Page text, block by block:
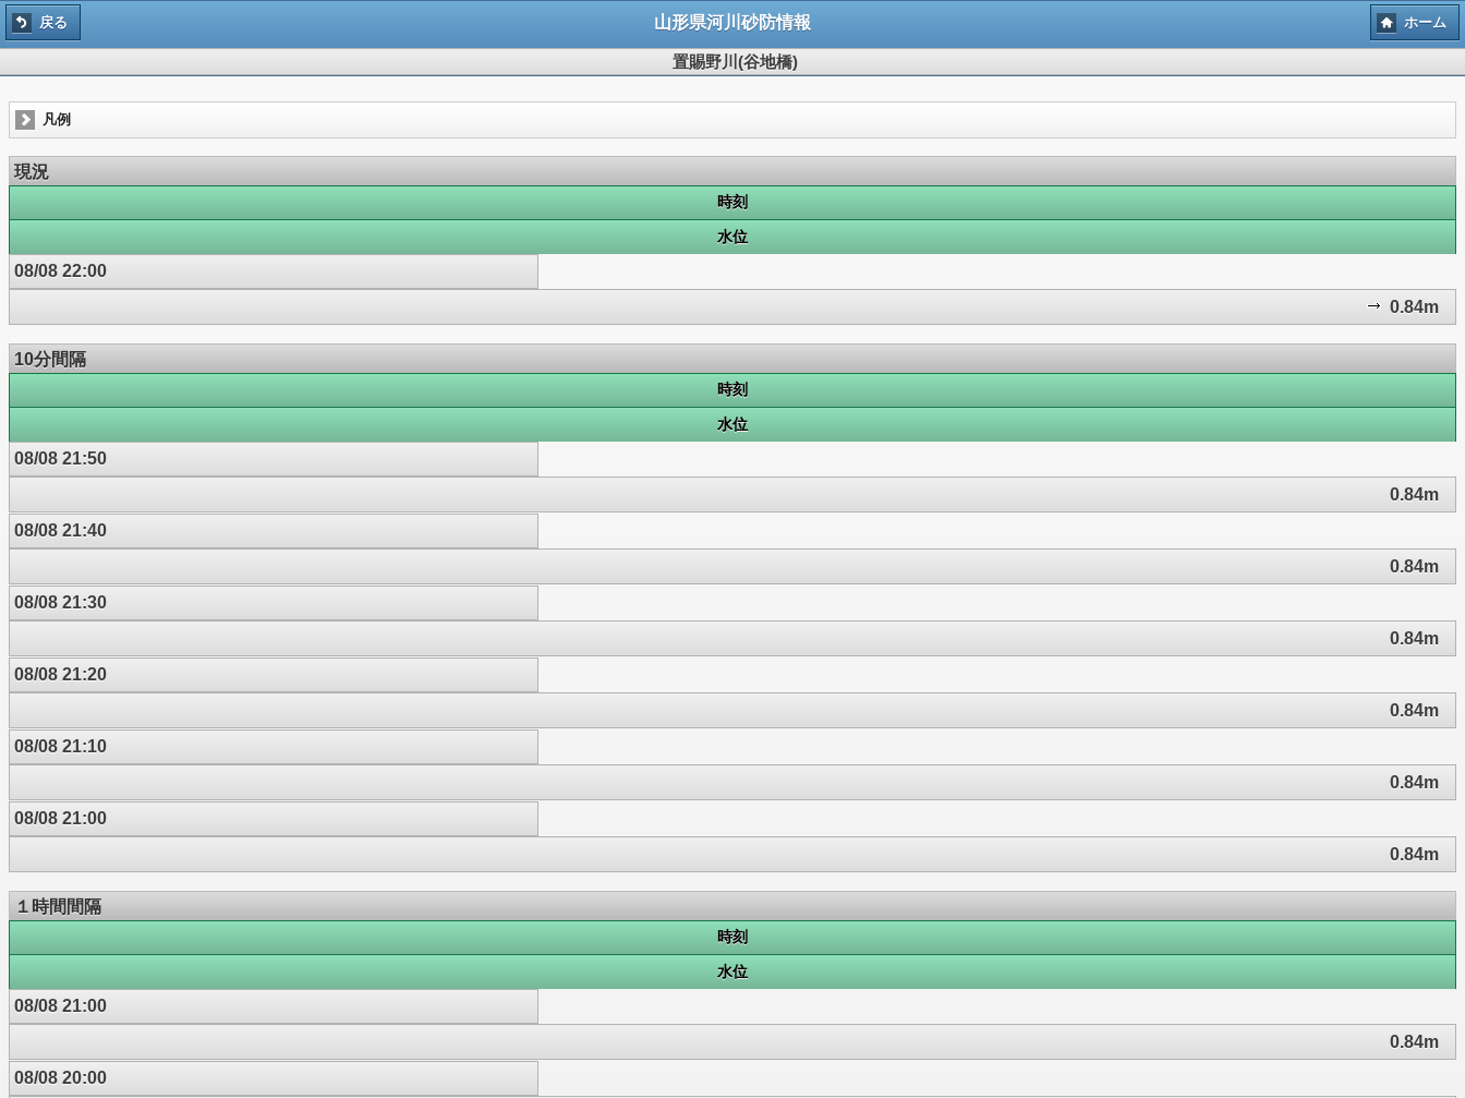
戻る 山形県河川砂防情報 ホーム
置賜野川(谷地橋)
凡例
現況
時刻
水位
08/08 22:00
0.84m
10分間隔
時刻
水位
08/08 21:50
0.84m
08/08 21:40
0.84m
08/08 21:30
0.84m
08/08 21:20
0.84m
08/08 21:10
0.84m
08/08 21:00
0.84m
１時間間隔
時刻
水位
08/08 21:00
0.84m
08/08 20:00